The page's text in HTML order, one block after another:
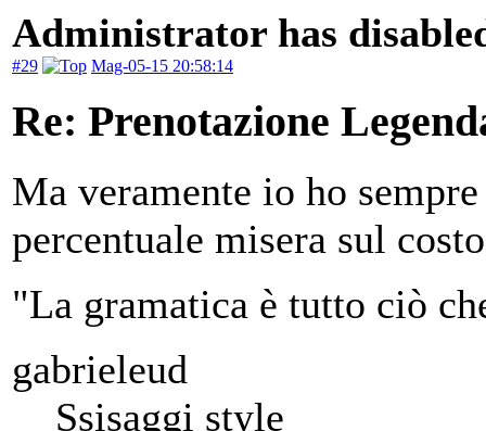
Administrator has
#29 Mag-05-15 20:58:14
Re: Prenotazione
Ma veramente io ho
percentuale misera sul
"La gramatica è tutto ciò
gabrieleud
Ssisaggi style